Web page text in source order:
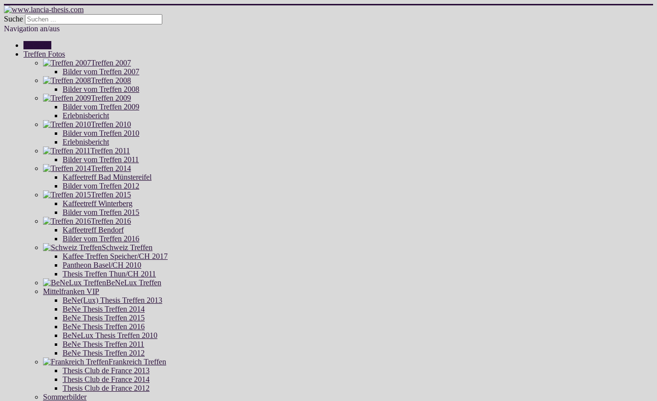
Suche
Navigation an/aus
Treffen Fotos
Treffen 2007
Bilder vom Treffen 2007
Treffen 2008
Bilder vom Treffen 2008
Treffen 2009
Bilder vom Treffen 2009
Erlebnisbericht
Treffen 2010
Bilder vom Treffen 2010
Erlebnisbericht
Treffen 2011
Bilder vom Treffen 2011
Treffen 2014
Kaffeetreff Bad Münstereifel
Bilder vom Treffen 2012
Treffen 2015
Kaffeetreff Winterberg
Bilder vom Treffen 2015
Treffen 2016
Kaffeetreff Bendorf
Bilder vom Treffen 2016
Schweiz Treffen
Kaffee Treffen Speicher/CH 2017
Pantheon Basel/CH 2010
Thesis Treffen Thun/CH 2011
BeNeLux Treffen
Mittelfranken VIP
BeNe(Lux) Thesis Treffen 2013
BeNe Thesis Treffen 2014
BeNe Thesis Treffen 2015
BeNe Thesis Treffen 2016
BeNeLux Thesis Treffen 2010
BeNe Thesis Treffen 2011
BeNe Thesis Treffen 2012
Frankreich Treffen
Thesis Club de France 2013
Thesis Club de France 2014
Thesis Club de France 2012
Sommerbilder